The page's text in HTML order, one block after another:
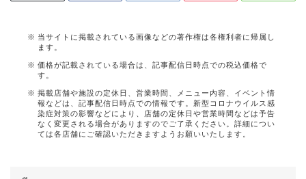
当サイトに掲載されている画像などの著作権は各権利者に帰属し
ます。
価格が記載されている場合は、記事配信日時点での税込価格で
す。
掲載店舗や施設の定休日、営業時間、メニュー内容、イベント情
報などは、記事配信日時点での情報です。新型コロナウイルス感
染症対策の影響などにより、店舗の定休日や営業時間などは予告
なく変更される場合がありますのでご了承ください。詳細につい
ては各店舗にご確認いただきますようお願いいたします。